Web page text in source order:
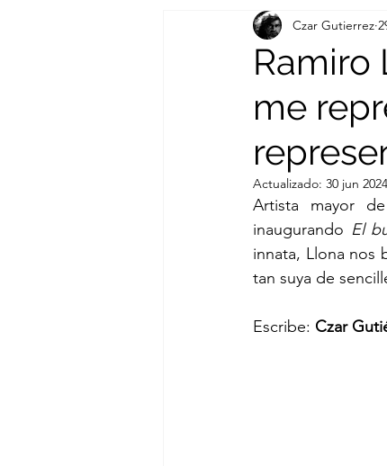
Entrevistas Me metí
Cesar Augusto Ramirez
María Emilia Miró Quesada
Augusto del Valle
Max Hernández Calvo
Ramiro
me
Czar Gutierrez
Actualizado: 30 jun 2024
Artista mayor
inaugurando El
innata, Llona nos
tan suya de
Escribe: Czar